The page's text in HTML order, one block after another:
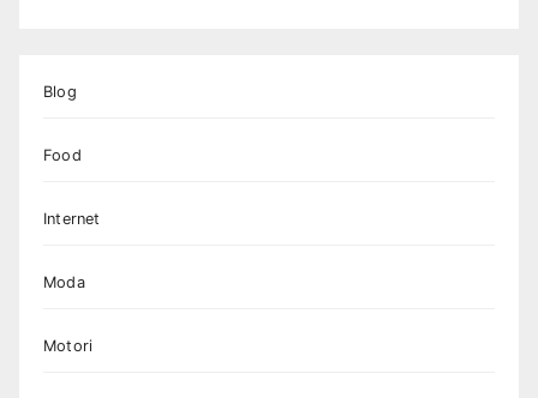
Blog
Food
Internet
Moda
Motori